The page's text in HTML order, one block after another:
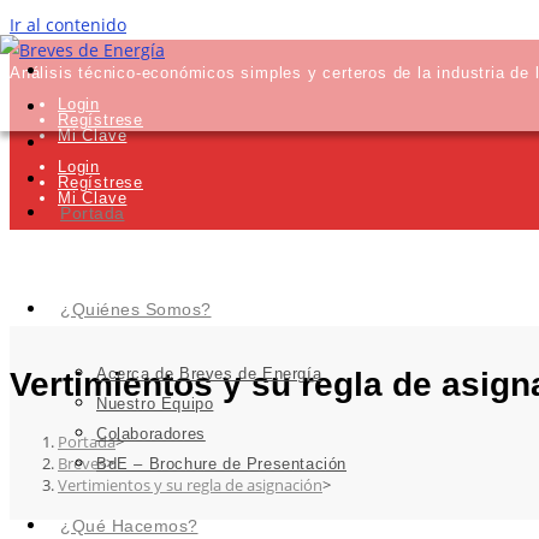
Ir al contenido
Análisis técnico-económicos simples y certeros de la industria de
Login
Regístrese
Mi Clave
Login
Regístrese
Mi Clave
Portada
¿Quiénes Somos?
Acerca de Breves de Energía
Nuestro Equipo
Colaboradores
BdE – Brochure de Presentación
¿Qué Hacemos?
Vertimientos y su regla de
Portada>
Breves>
Vertimientos y su regla de asignación>